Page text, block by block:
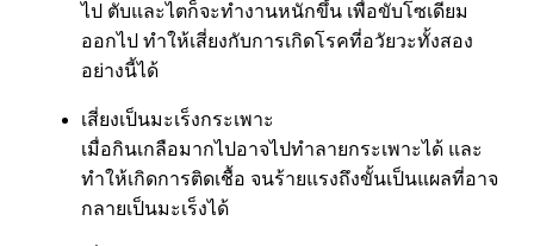
ไป ตับและไตก็จะทำงานหนักขึ้น เพื่อขับโซเดียม
ออกไป ทำให้เสี่ยงกับการเกิดโรคที่อวัยวะทั้งสอง
อย่างนี้ได้
เสี่ยงเป็นมะเร็งกระเพาะ
เมื่อกินเกลือมากไปอาจไปทำลายกระเพาะได้ และ
ทำให้เกิดการติดเชื้อ จนร้ายแรงถึงขั้นเป็นแผลที่อาจ
กลายเป็นมะเร็งได้